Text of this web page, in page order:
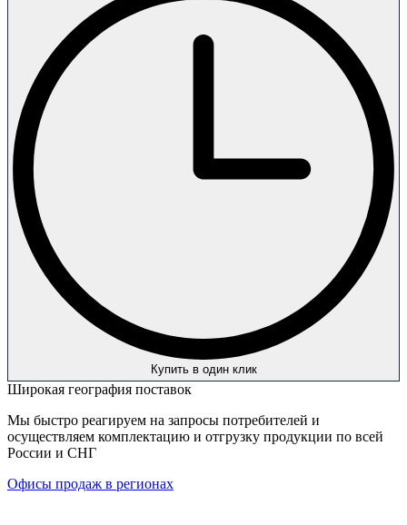
Купить в один клик
Широкая география поставок
Мы быстро реагируем на запросы потребителей и
осуществляем комплектацию и отгрузку продукции по всей
России и СНГ
Офисы продаж в регионах